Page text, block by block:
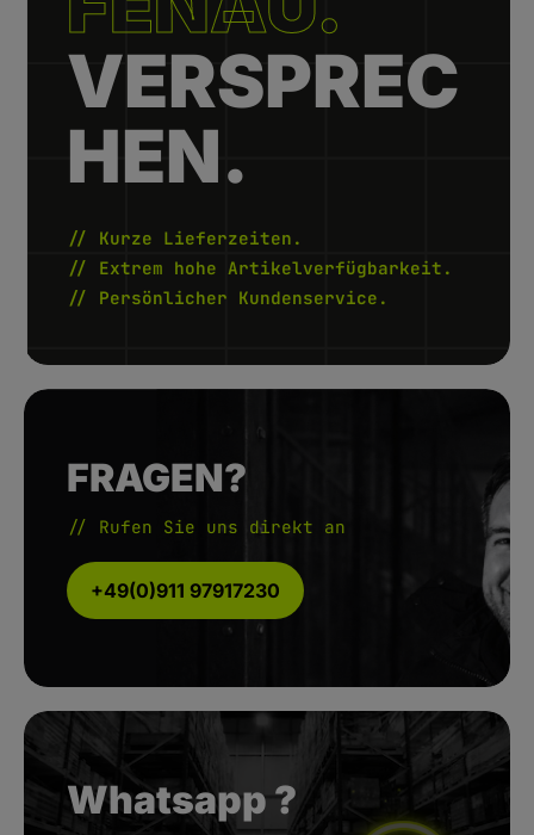
VERSPREC
HEN.
// Kurze Lieferzeiten.
// Extrem hohe Artikelverfügbarkeit.
// Persönlicher Kundenservice.
FRAGEN?
// Rufen Sie uns direkt an
+49(0)911 97917230
Whatsapp ?